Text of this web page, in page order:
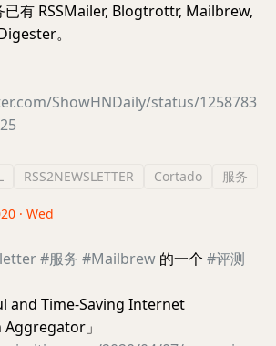
已有 RSSMailer, Blogtrottr, Mailbrew,
。
ShowHNDaily/status/1258783
RSS2NEWSLETTER Cortado 服务
· Wed
#服务 #Mailbrew 的一个 #评测
and Time-Saving Internet
」